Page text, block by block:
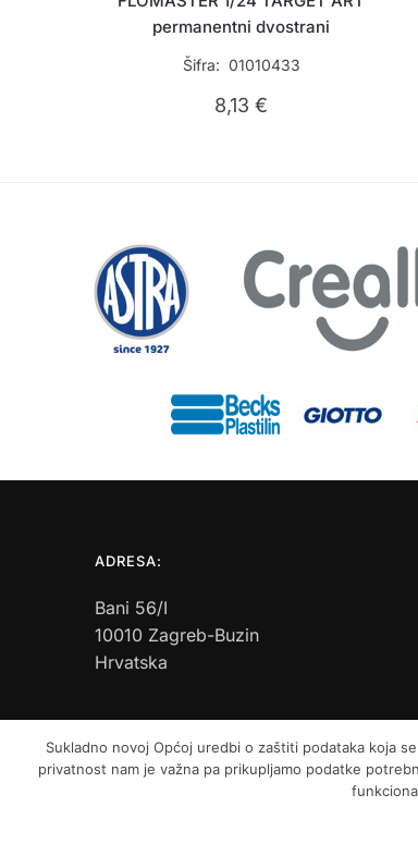
permanentni dvostrani
Šifra: 01010433
8,13€
ADRESA:
Bani 56/I
10010 Zagreb-Buzin
Hrvatska
Sukladno novoj Općoj uredbi o zaštiti podataka koja
privatnost nam je važna pa prikupljamo podatke